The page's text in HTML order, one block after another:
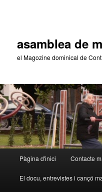
asamblea de
el Magozine dominical de
principal
Pàgina d'inici Contacte
El docu, entrevistes i cançó